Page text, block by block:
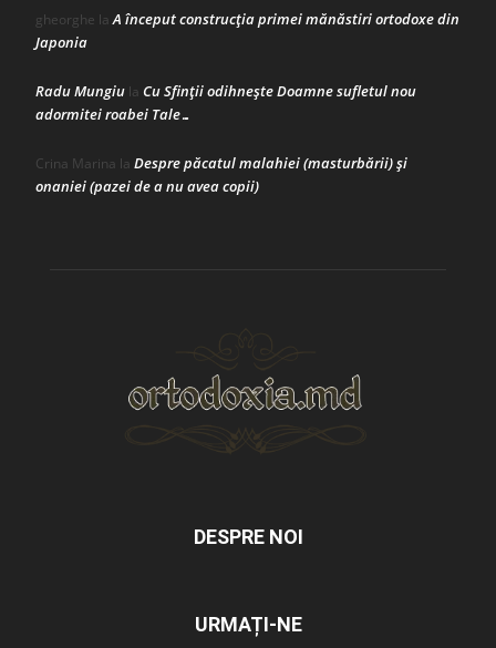
gheorghe laA început construcţia primei mănăstiri ortodoxe din
Japonia
Radu Mungiu la Cu Sfinții odihnește Doamne sufletul nou
adormitei roabei Tale…
Crina Marina la Despre păcatul malahiei (masturbării) şi
onaniei (pazei de a nu avea copii)
DESPRE NOI
URMAȚI-NE